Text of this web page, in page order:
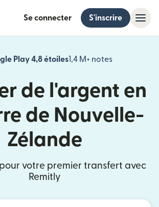
Se connecter S'inscrire
Play 4,8 étoiles1,4 M+ notes
de l'argent en
de Nouvelle-
Zélande
votre premier transfert avec
Remitly